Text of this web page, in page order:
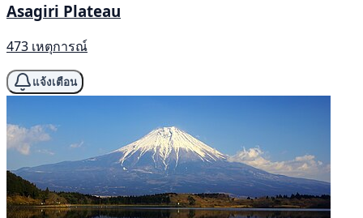
Asagiri Plateau
473 เหตุการณ์
แจ้งเตือน